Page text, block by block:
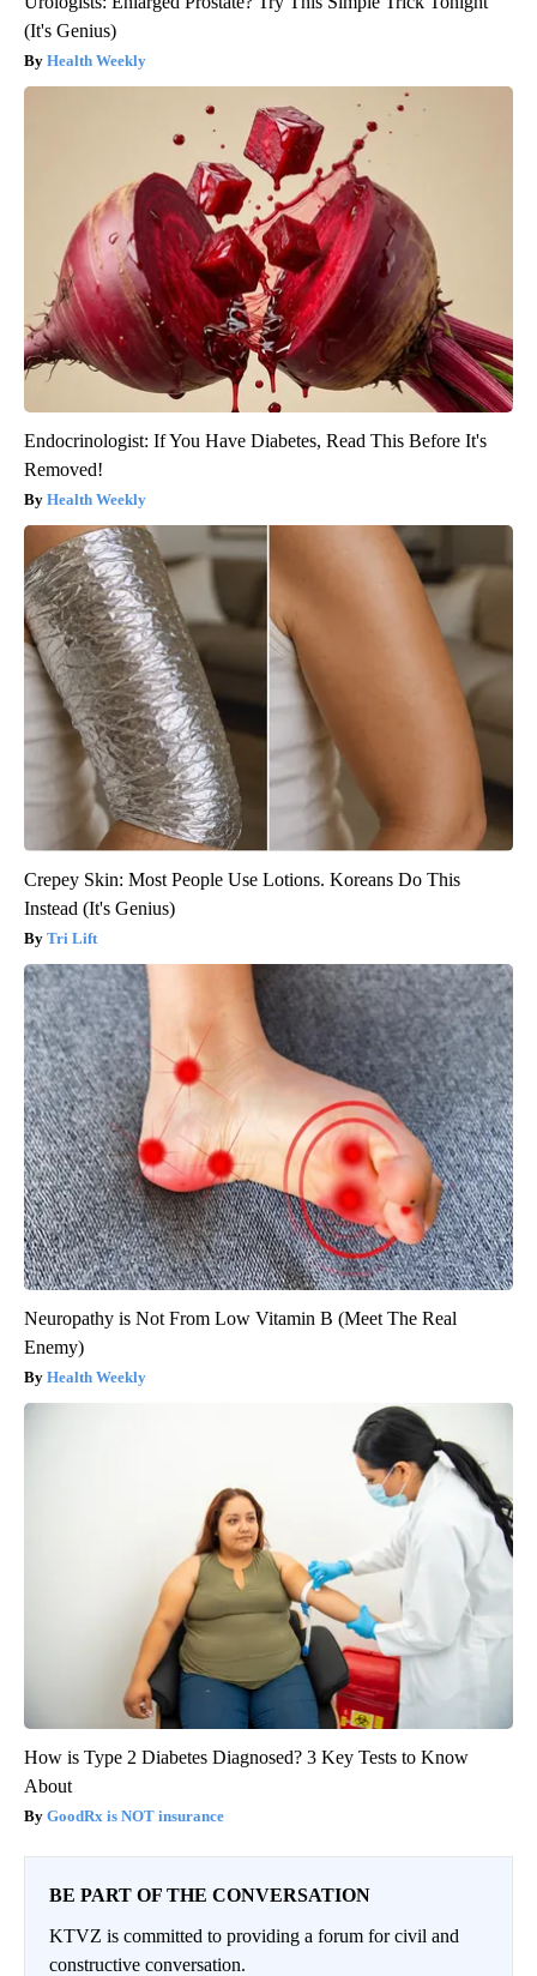
(It's Genius)
Health Weekly
Endocrinologist: If You Have Diabetes, Read This Before It's
Removed!
Health Weekly
Crepey Skin: Most People Use Lotions. Koreans Do This
Instead (It's Genius)
Tri Lift
Neuropathy is Not From Low Vitamin B (Meet The Real
Enemy)
Health Weekly
How is Type 2 Diabetes Diagnosed? 3 Key Tests to Know
About
GoodRx is NOT insurance
BE PART OF THE CONVERSATION
KTVZ is committed to providing a forum for civil and
constructive conversation.